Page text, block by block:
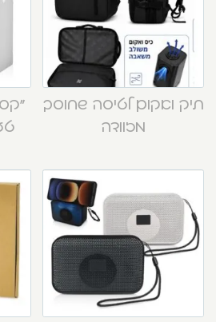
תיק ואקום לטיסה שחוסך
מזוודה